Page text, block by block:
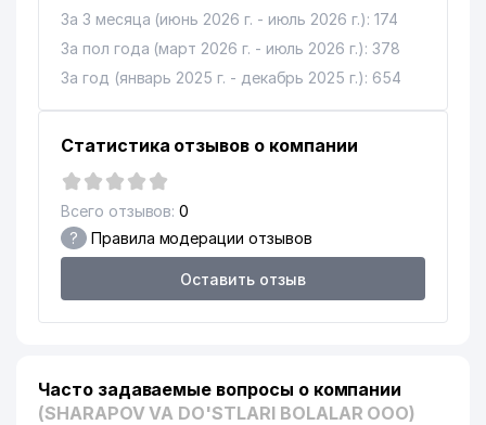
За 3 месяца (июнь 2026 г. - июль 2026 г.): 174
За пол года (март 2026 г. - июль 2026 г.): 378
За год (январь 2025 г. - декабрь 2025 г.): 654
Статистика отзывов о компании
Всего отзывов: 0
? Правила модерации отзывов
Оставить отзыв
Часто задаваемые вопросы о компании
(SHARAPOV VA DO'STLARI BOLALAR ООО)